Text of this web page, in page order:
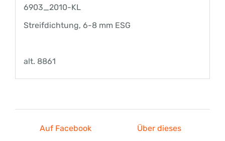
6903_2010-KL
Streifdichtung, 6-8 mm ESG
alt. 8861
Auf Facebook
Über dieses